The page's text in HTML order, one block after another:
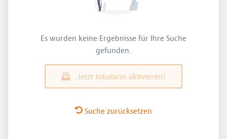
Es wurden keine Ergebnisse für Ihre Suche
gefunden.
Jetzt Jobalarm aktivieren!
Suche zurücksetzen